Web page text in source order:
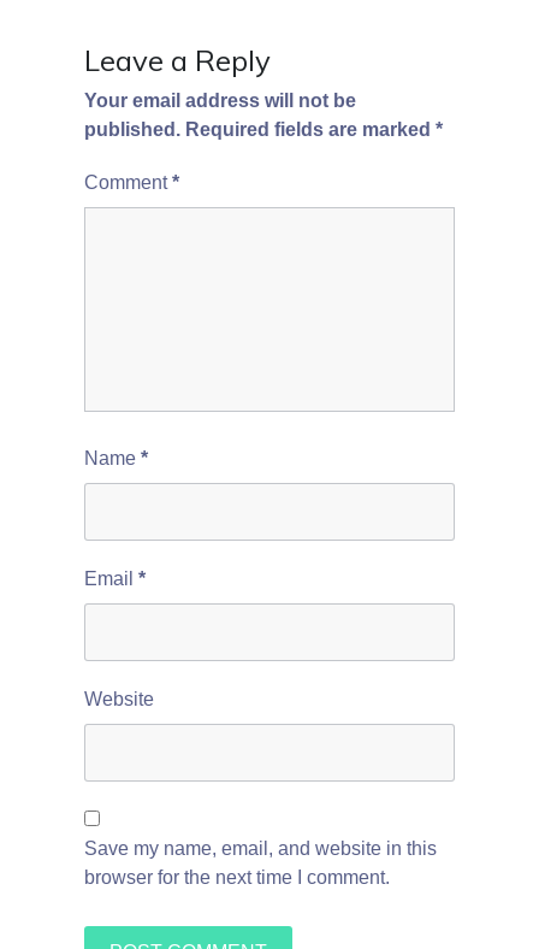
Leave a Reply
Your email address will not be
published. Required fields are marked *
Comment*
Name *
Email *
Website
Save my name, email, and website in this
browser for the next time I comment.